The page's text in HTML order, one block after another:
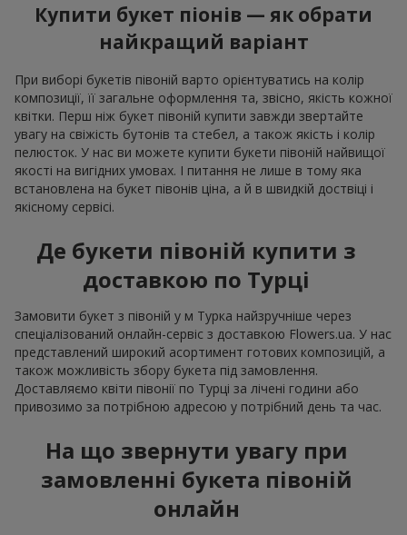
Купити букет піонів — як обрати
найкращий варіант
При виборі букетів півоній варто орієнтуватись на колір
композиції, її загальне оформлення та, звісно, якість кожної
квітки. Перш ніж букет півоній купити завжди звертайте
увагу на свіжість бутонів та стебел, а також якість і колір
пелюсток. У нас ви можете купити букети півоній найвищої
якості на вигідних умовах. І питання не лише в тому яка
встановлена на букет півонів ціна, а й в швидкій доствіці і
якісному сервісі.
Де букети півоній купити з
доставкою по Турці
Замовити букет з півоній у м Турка найзручніше через
спеціалізований онлайн-сервіс з доставкою Flowers.ua. У нас
представлений широкий асортимент готових композицій, а
також можливість збору букета під замовлення.
Доставляємо квіти півонії по Турці за лічені години або
привозимо за потрібною адресою у потрібний день та час.
На що звернути увагу при
замовленні букета півоній
онлайн